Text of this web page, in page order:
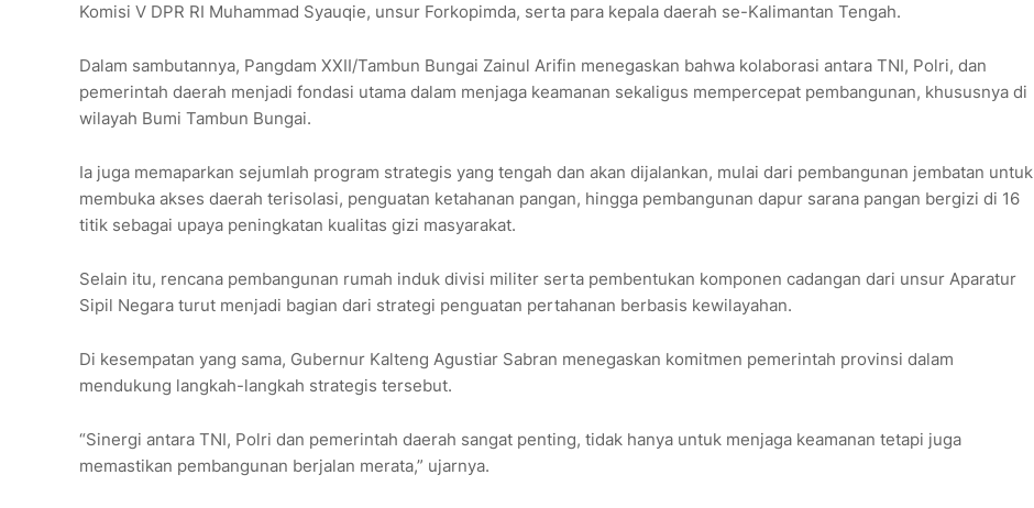
Komisi V DPR RI Muhammad Syauqie, unsur Forkopimda, serta para kepala daerah se-Kalimantan Tengah.
Dalam sambutannya, Pangdam XXII/Tambun Bungai Zainul Arifin menegaskan bahwa kolaborasi antara TNI, Polri, dan
pemerintah daerah menjadi fondasi utama dalam menjaga keamanan sekaligus mempercepat pembangunan, khususnya di
wilayah Bumi Tambun Bungai.
Ia juga memaparkan sejumlah program strategis yang tengah dan akan dijalankan, mulai dari pembangunan jembatan untuk
membuka akses daerah terisolasi, penguatan ketahanan pangan, hingga pembangunan dapur sarana pangan bergizi di 16
titik sebagai upaya peningkatan kualitas gizi masyarakat.
Selain itu, rencana pembangunan rumah induk divisi militer serta pembentukan komponen cadangan dari unsur Aparatur
Sipil Negara turut menjadi bagian dari strategi penguatan pertahanan berbasis kewilayahan.
Di kesempatan yang sama, Gubernur Kalteng Agustiar Sabran menegaskan komitmen pemerintah provinsi dalam
mendukung langkah-langkah strategis tersebut.
“Sinergi antara TNI, Polri dan pemerintah daerah sangat penting, tidak hanya untuk menjaga keamanan tetapi juga
memastikan pembangunan berjalan merata,” ujarnya.